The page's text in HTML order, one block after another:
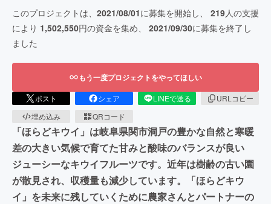
このプロジェクトは、 2021/08/01に募集を開始し、 219人の支援
により 1,502,550円の資金を集め、 2021/09/30に募集を終了し
ました
もう一度プロジェクトをやってほしい
ポスト シェア LINEで送る
URLコピー
埋め込み
QRコード
「ほらどキウイ」は岐阜県関市洞戸の豊かな自然と寒暖
差の大きい気候で育てた甘みと酸味のバランスが良い
ジューシーなキウイフルーツです。近年は樹齢の古い園
が散見され、収穫量も減少しています。「ほらどキウ
イ」を未来に残していくために農家さんとパートナーの